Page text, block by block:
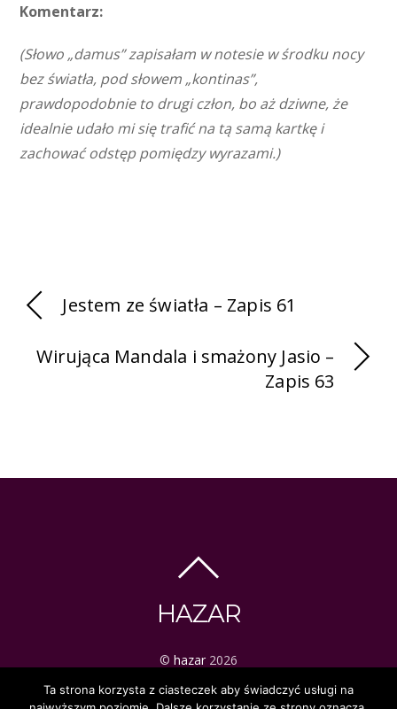
Komentarz:
(Słowo „damus” zapisałam w notesie w środku nocy
bez światła, pod słowem „kontinas”,
prawdopodobnie to drugi człon, bo aż dziwne, że
idealnie udało mi się trafić na tą samą kartkę i
zachować odstęp pomiędzy wyrazami.)
Jestem ze światła – Zapis 61
Wirująca Mandala i smażony Jasio –
Zapis 63
HAZAR
© hazar 2026
ezoteryka | tarot | mistyka
Ta strona korzysta z ciasteczek aby świadczyć usługi na